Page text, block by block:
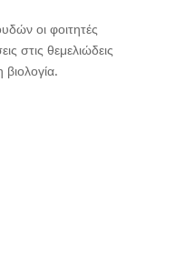
οι φοιτητές
στις θεμελιώδεις